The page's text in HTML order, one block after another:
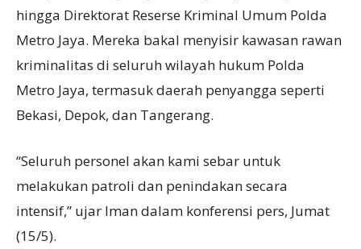
hingga Direktorat Reserse Kriminal Umum Polda
Metro Jaya. Mereka bakal menyisir kawasan rawan
kriminalitas di seluruh wilayah hukum Polda
Metro Jaya, termasuk daerah penyangga seperti
Bekasi, Depok, dan Tangerang.
“Seluruh personel akan kami sebar untuk
melakukan patroli dan penindakan secara
intensif,” ujar Iman dalam konferensi pers, Jumat
(15/5).